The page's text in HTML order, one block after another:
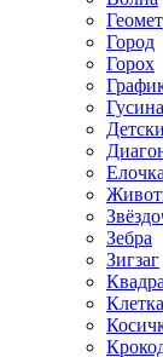
Город
Горох
Елочка
Зебра
Зигзаг
Клетка